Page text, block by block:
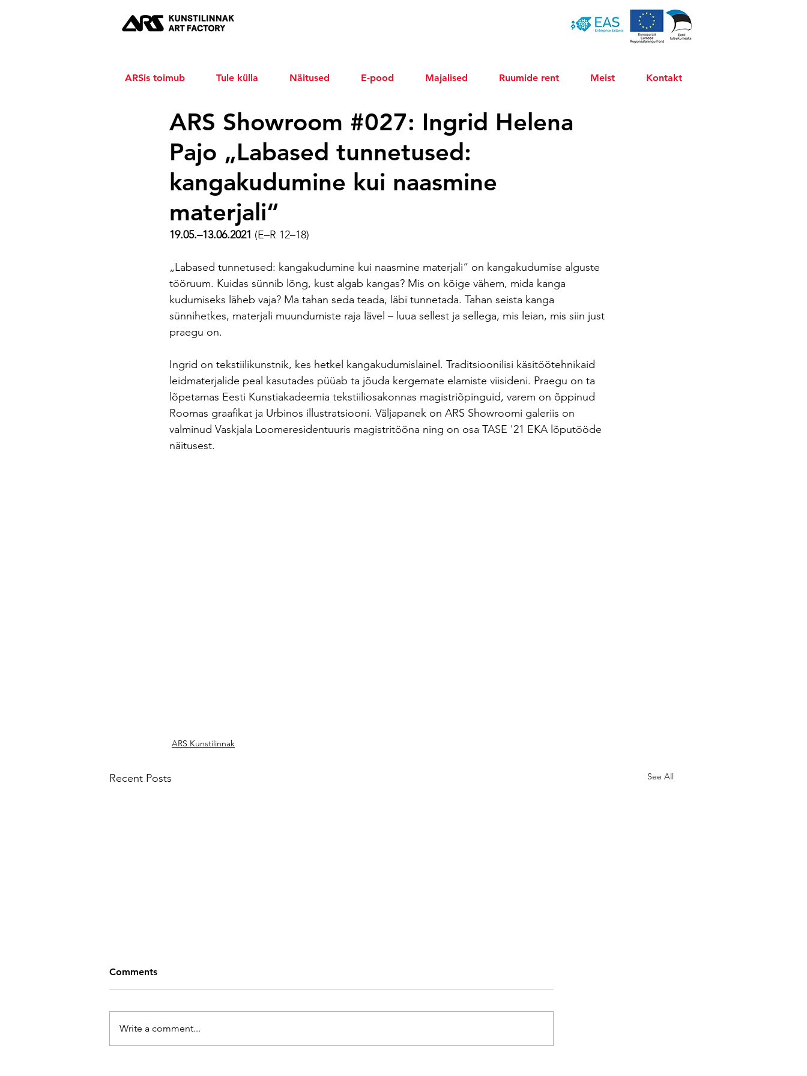
ARSis toimub Tule külla Näitused E-pood Majalised Ruumide rent Meist Kontakt
ARS Showroom #027: Ingrid Helena
Pajo „Labased tunnetused:
kangakudumine kui naasmine
materjali“
19.05.–13.06.2021 (E–R 12–18)
„Labased tunnetused: kangakudumine kui naasmine materjali“ on kangakudumise alguste
tööruum. Kuidas sünnib lõng, kust algab kangas? Mis on kõige vähem, mida kanga
kudumiseks läheb vaja? Ma tahan seda teada, läbi tunnetada. Tahan seista kanga
sünnihetkes, materjali muundumiste raja lävel – luua sellest ja sellega, mis leian, mis siin just
praegu on.
Ingrid on tekstiilikunstnik, kes hetkel kangakudumislainel. Traditsioonilisi käsitöötehnikaid
leidmaterjalide peal kasutades püüab ta jõuda kergemate elamiste viisideni. Praegu on ta
lõpetamas Eesti Kunstiakadeemia tekstiiliosakonnas magistriõpinguid, varem on õppinud
Roomas graafikat ja Urbinos illustratsiooni. Väljapanek on ARS Showroomi galeriis on
valminud Vaskjala Loomeresidentuuris magistritööna ning on osa TASE '21 EKA lõputööde
näitusest.
ARS Kunstilinnak
Recent Posts See All
Comments
Write a comment...